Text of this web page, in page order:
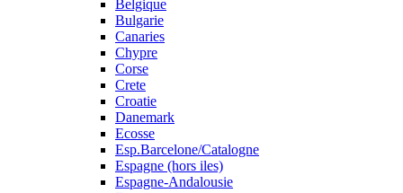
Belgique
Bulgarie
Canaries
Chypre
Corse
Crete
Croatie
Danemark
Ecosse
Esp.Barcelone/Catalogne
Espagne (hors iles)
Espagne-Andalousie